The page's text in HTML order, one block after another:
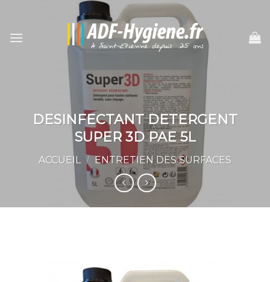
content
DESINFECTANT DETERGENT
SUPER 3D PAE 5L
ACCUEIL / ENTRETIEN DES SURFACES